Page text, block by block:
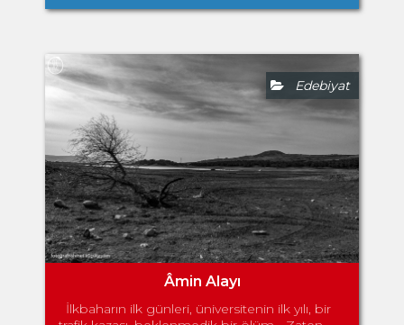
Edebiyat
Âmin Alayı
İlkbaharın ilk günleri, üniversitenin ilk yılı, bir